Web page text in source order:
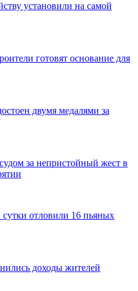
установили на самой
готовят основание для
двумя медалями за
за непристойный жест в
отловили 16 пьяных
доходы жителей